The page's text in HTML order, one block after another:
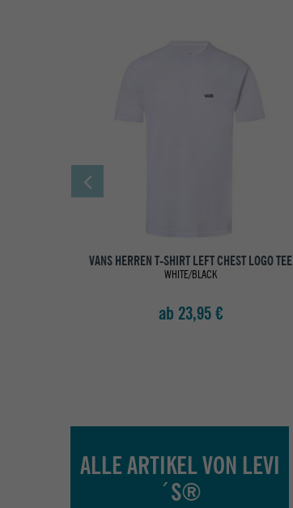
VANS HERREN T-SHIRT LEFT CHEST LOGO TEE
WHITE/BLACK
ab 23,95 €
ALLE ARTIKEL VON LEVI
´S®